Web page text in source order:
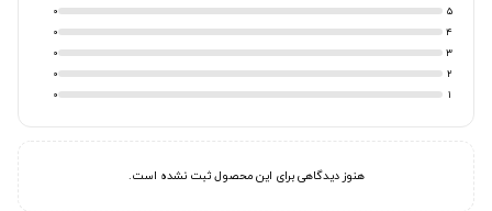
5
0
4
0
3
0
2
0
1
0
هنوز دیدگاهی برای این محصول ثبت نشده است.